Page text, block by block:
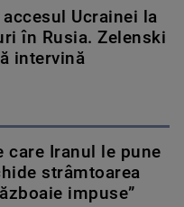
Ucrainei la
în Rusia. Zelenski
intervină
care Iranul le pune
strâmtoarea
impuse”